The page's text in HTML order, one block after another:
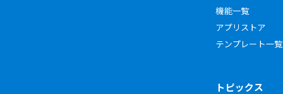
機能一覧
アプリストア
テンプレート一覧
トピックス